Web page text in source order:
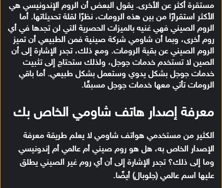
مستقرة أكثر عن الأخرى. يقول البعض أن الروم الإندونيسي هي
الأكثر استقرارًا من بين هذه الرومات، نظرًا لقلة تحديثاتها. أما
الروم الصيني فهي غنيه بالميزات الحصرية التي لن تجدها في أي
روم أخرى، وبما أن شاومي شركة صينية فمن الطبيعي أن تميز
الروم الصيني عن بقية الرومات. ومع ذلك، تجدر الإشارة إلى أن
الصين لا تستخدم خدمات جوجل، ولذلك ستحتاج إلى تثبيت
خدمات جوجل بشكل يدوي وستعمل بشكل طبيعي. أما باقي
الرومات تأتي معها خدمات جوجل مسبقًا.
معرفة إصدار هاتف شاومي الخاص بك
الكثير من مستخدمي هواتف شاومي لا يعلم طريقة معرفة
الإصدار الخاص به، هل هو روم صيني أم عالمي أم إندونيسي
وما إلى ذلك؟ تجدر الإشارة إلى أن أي روم غير الصيني يطلق
عليها اسم عالمي (جلوبال) أيضًا.